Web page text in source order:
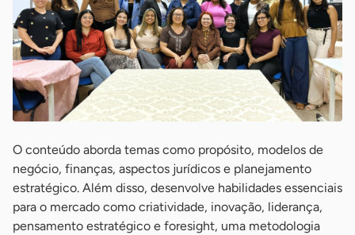
O conteúdo aborda temas como propósito, modelos de
negócio, finanças, aspectos jurídicos e planejamento
estratégico. Além disso, desenvolve habilidades essenciais
para o mercado como criatividade, inovação, liderança,
pensamento estratégico e foresight, uma metodologia